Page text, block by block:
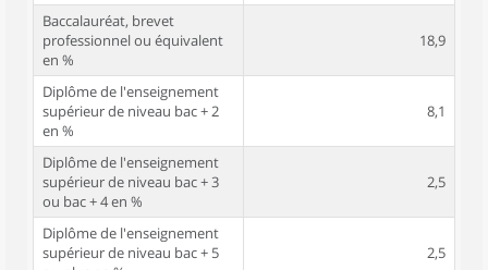
Baccalauréat, brevet
professionnel ou équivalent
en %
18,9
Diplôme de l'enseignement
supérieur de niveau bac + 2
en %
8,1
Diplôme de l'enseignement
supérieur de niveau bac + 3
ou bac + 4 en %
2,5
Diplôme de l'enseignement
supérieur de niveau bac + 5
2,5